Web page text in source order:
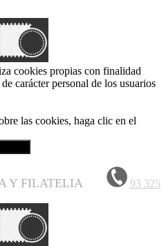
cookies propias con finalidad
carácter personal de los usuarios
las cookies, haga clic en el
Y FILATELIA
93 325